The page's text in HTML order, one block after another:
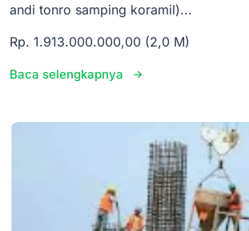
andi tonro samping koramil)...
Rp. 1.913.000.000,00 (2,0 M)
Baca selengkapnya